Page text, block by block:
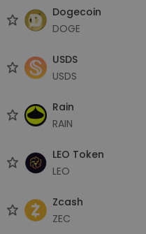
Dogecoin
DOGE
USDS
USDS
Rain
RAIN
LEO Token
LEO
Zcash
ZEC